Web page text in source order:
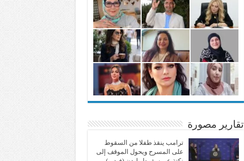
تقارير مصورة
ترامب ينقذ طفلا من السقوط
على المسرح ويحول الموقف إلى